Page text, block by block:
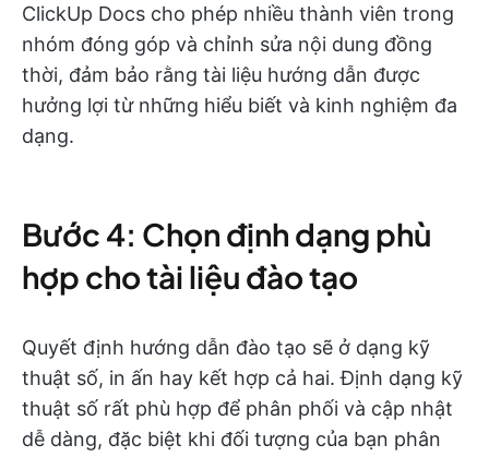
ClickUp Docs cho phép nhiều thành viên trong
nhóm đóng góp và chỉnh sửa nội dung đồng
thời, đảm bảo rằng tài liệu hướng dẫn được
hưởng lợi từ những hiểu biết và kinh nghiệm đa
dạng.
Bước 4: Chọn định dạng phù
hợp cho tài liệu đào tạo
Quyết định hướng dẫn đào tạo sẽ ở dạng kỹ
thuật số, in ấn hay kết hợp cả hai. Định dạng kỹ
thuật số rất phù hợp để phân phối và cập nhật
dễ dàng, đặc biệt khi đối tượng của bạn phân